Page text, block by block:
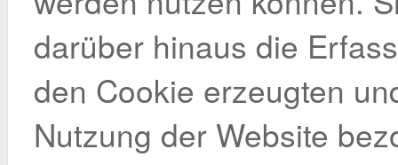
darüber hinaus die
den Cookie erzeugten
Nutzung der Website